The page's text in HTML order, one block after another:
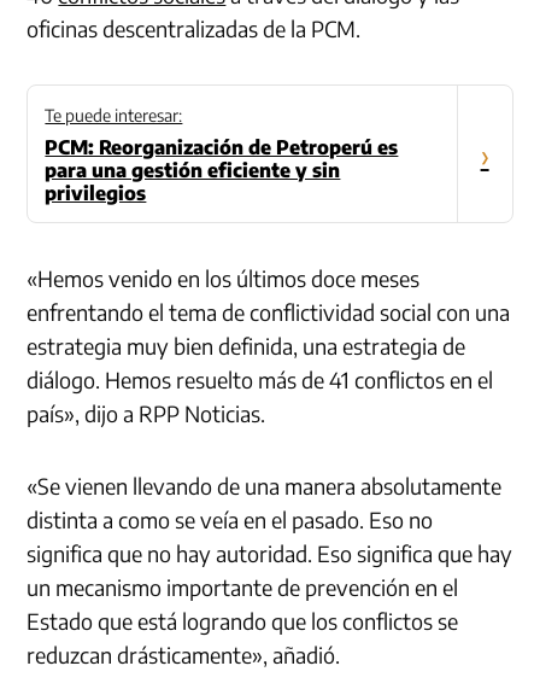
oficinas descentralizadas de la PCM.
Te puede interesar:
PCM: Reorganización de Petroperú es
para una gestión eficiente y sin
privilegios
›
«Hemos venido en los últimos doce meses
enfrentando el tema de conflictividad social con una
estrategia muy bien definida, una estrategia de
diálogo. Hemos resuelto más de 41 conflictos en el
país», dijo a RPP Noticias.
«Se vienen llevando de una manera absolutamente
distinta a como se veía en el pasado. Eso no
significa que no hay autoridad. Eso significa que hay
un mecanismo importante de prevención en el
Estado que está logrando que los conflictos se
reduzcan drásticamente», añadió.